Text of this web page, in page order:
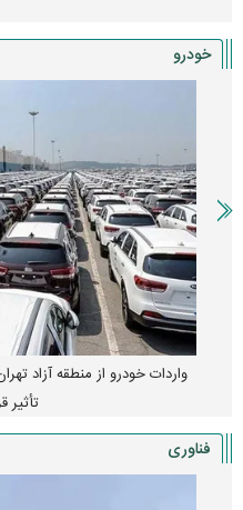
خودرو
واردات خودرو از منطقه آزاد
تأثیر
فناوری